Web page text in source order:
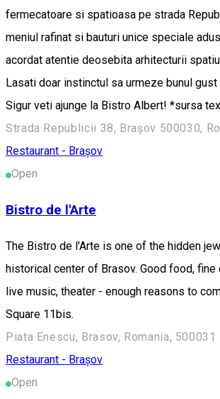
fermecatoare si spatioasa pe strada
meniul rafinat si bauturi unice speciale
acordat atentie deosebita arhitecturii
Lasati doar instinctul sa urmeze bunul gust
Sigur veti ajunge la Bistro Albert! *sursa
Strada Republicii 38, Brașov 500030,
Restaurant - Brașov
Open
Bistro de l'Arte
The Bistro de l'Arte is one of the hidden
historical center of Brasov. Good food, fine
live music, theater - enough reasons to
Square 11bis.
Piata Enescu, Brasov, Romania, 500031
Restaurant - Brașov
Open